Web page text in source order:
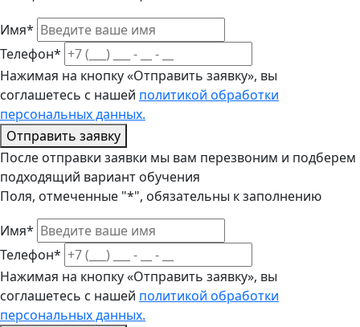
Имя*
Телефон*
Нажимая на кнопку «Отправить заявку», вы
соглашетесь с нашей политикой обработки
персональных данных.
Отправить заявку
После отправки заявки мы вам перезвоним и подберем
подходящий вариант обучения
Поля, отмеченные "*", обязательны к заполнению
Имя*
Телефон*
Нажимая на кнопку «Отправить заявку», вы
соглашетесь с нашей политикой обработки
персональных данных.